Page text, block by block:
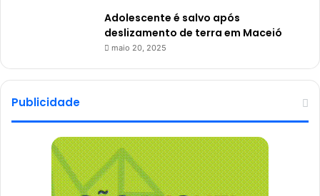
Adolescente é salvo após
deslizamento de terra em Maceió
maio 20, 2025
Publicidade